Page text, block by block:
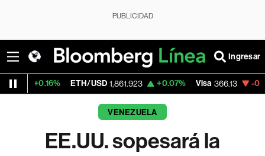
PUBLICIDAD
Ingresar
ETH/USD 1,861.923 +0.07% Visa 366.13 -0.04%
VENEZUELA
EE.UU. sopesará la